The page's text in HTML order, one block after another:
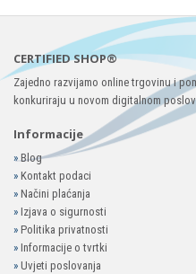
CERTIFIED SHOP®
Zajedno razvijamo online trgovinu i
konkuriraju u novom digitalnom
Informacije
»Blog
» Kontakt podaci
» Načini plaćanja
» Izjava o sigurnosti
» Politika privatnosti
» Informacije o tvrtki
» Uvjeti poslovanja